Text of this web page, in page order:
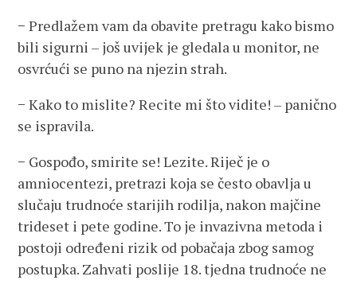
− Predlažem vam da obavite pretragu kako bismo
bili sigurni – još uvijek je gledala u monitor, ne
osvrćući se puno na njezin strah.
− Kako to mislite? Recite mi što vidite! – panično
se ispravila.
− Gospođo, smirite se! Lezite. Riječ je o
amniocentezi, pretrazi koja se često obavlja u
slučaju trudnoće starijih rodilja, nakon majčine
trideset i pete godine. To je invazivna metoda i
postoji određeni rizik od pobačaja zbog samog
postupka. Zahvati poslije 18. tjedna trudnoće ne